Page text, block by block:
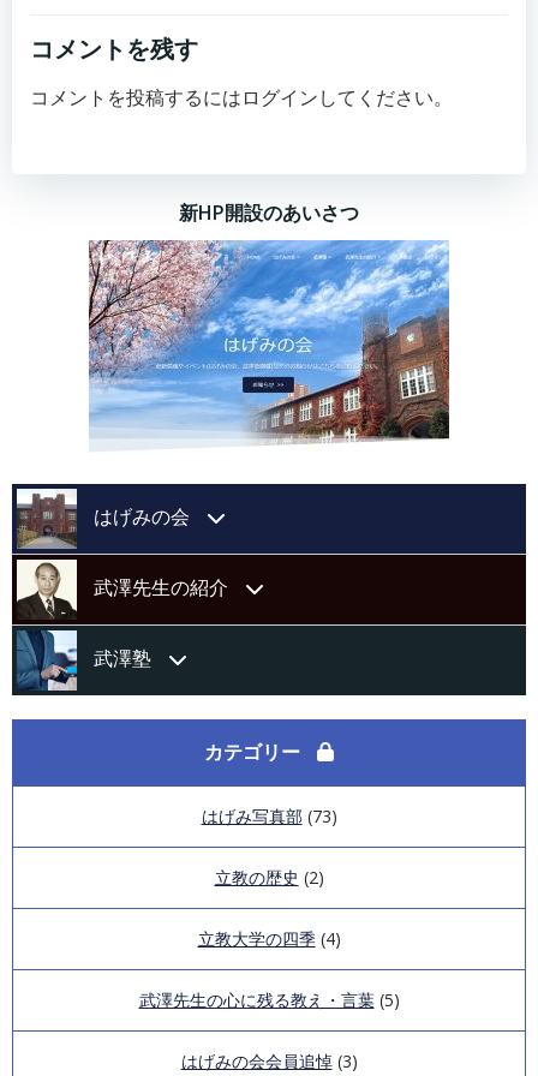
コメントを残す
コメントを投稿するにはログインしてください。
新HP開設のあいさつ
はげみの会
はげみの会会則
会報「はげみ」第12号
会報「はげみ」第11号
会報「はげみ」第10号
会報「はげみ」第9号（第1回オンラインはげみの会）
会報「はげみ」第8号
会報「はげみ」第7号
武澤先生の紹介
著書目録
武澤塾
武澤塾代表挨拶
講演録第12回
講演録第11回
講演録第10回
第3回「ZOOM IN武澤塾」講演録
第2回「ZOOM IN武澤塾」講演録
カテゴリー
はげみ写真部(73)
立教の歴史 (2)
立教大学の四季(4)
武澤先生の心に残る教え・言葉(5)
はげみの会会員追悼(3)